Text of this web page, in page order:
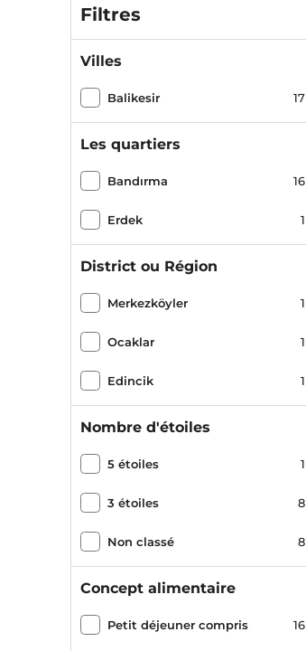
Filtres
Villes
Balikesir 17
Les quartiers
Bandırma 16
Erdek 1
District ou Région
Merkezköyler 1
Ocaklar 1
Edincik 1
Nombre d'étoiles
5 étoiles 1
3 étoiles 8
Non classé 8
Concept alimentaire
Petit déjeuner compris 16